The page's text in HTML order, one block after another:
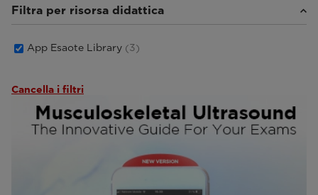
Radiologia(3)
Filtra per risorsa didattica
App Esaote Library (3)
Cancella i filtri